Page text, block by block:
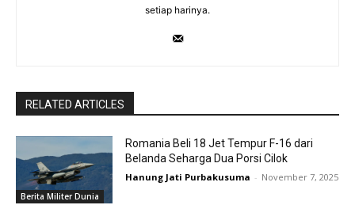
setiap harinya.
RELATED ARTICLES
Berita Militer Dunia
Romania Beli 18 Jet Tempur F-16 dari
Belanda Seharga Dua Porsi Cilok
Hanung Jati Purbakusuma - November 7, 2025